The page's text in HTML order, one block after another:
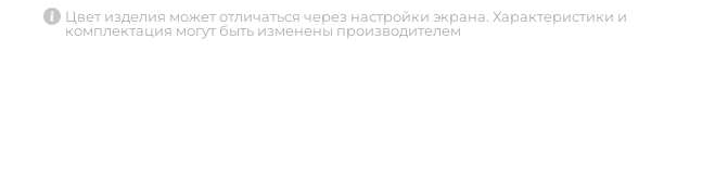
Цвет изделия может отличаться через настройки экрана. Характеристики и
комплектация могут быть изменены производителем